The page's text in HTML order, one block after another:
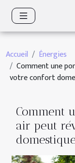
Accueil
Énergies
Comment une
votre confort
Comment
air peut